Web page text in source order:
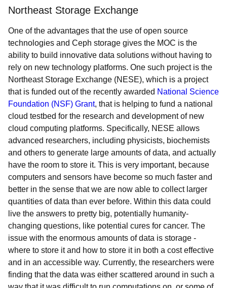
Northeast Storage Exchange
One of the advantages that the use of open source
technologies and Ceph storage gives the MOC is the
ability to build innovative data solutions without having to
rely on new technology platforms. One such project is the
Northeast Storage Exchange (NESE), which is a project
that is funded out of the recently awarded National Science
Foundation (NSF) Grant, that is helping to fund a national
cloud testbed for the research and development of new
cloud computing platforms. Specifically, NESE allows
advanced researchers, including physicists, biochemists
and others to generate large amounts of data, and actually
have the room to store it. This is very important, because
computers and sensors have become so much faster and
better in the sense that we are now able to collect larger
quantities of data than ever before. Within this data could
live the answers to pretty big, potentially humanity-
changing questions, like potential cures for cancer. The
issue with the enormous amounts of data is storage -
where to store it and how to store it in both a cost effective
and in an accessible way. Currently, the researchers were
finding that the data was either scattered around in such a